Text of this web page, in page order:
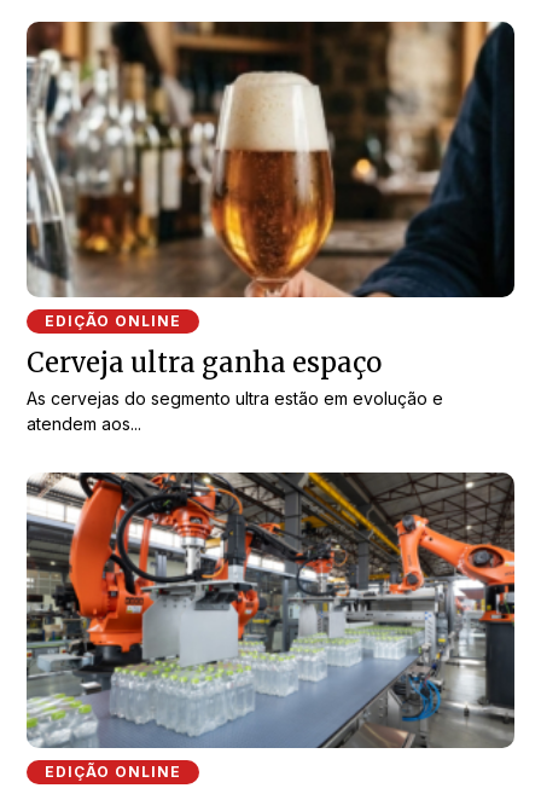
EDIÇÃO ONLINE
Cerveja ultra ganha espaço
As cervejas do segmento ultra estão em evolução e
atendem aos...
EDIÇÃO ONLINE